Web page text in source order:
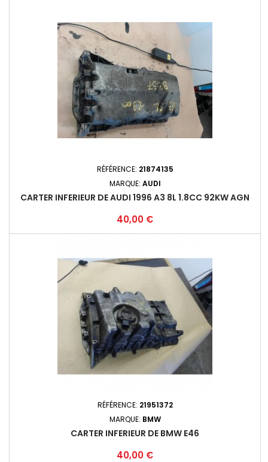
RÉFÉRENCE: 21874135
MARQUE: AUDI
CARTER INFERIEUR DE AUDI 1996 A3 8L 1.8CC 92KW AGN
Prix
40,00 €
RÉFÉRENCE: 21951372
MARQUE: BMW
CARTER INFERIEUR DE BMW E46
Prix
40,00 €